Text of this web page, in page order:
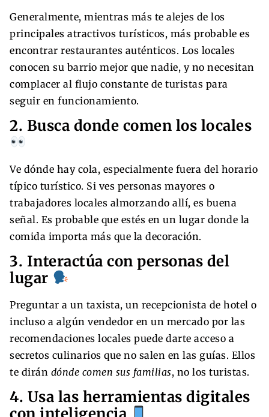
Generalmente, mientras más te alejes de los
principales atractivos turísticos, más probable es
encontrar restaurantes auténticos. Los locales
conocen su barrio mejor que nadie, y no necesitan
complacer al flujo constante de turistas para
seguir en funcionamiento.
2. Busca donde comen los locales
Ve dónde hay cola, especialmente fuera del horario
típico turístico. Si ves personas mayores o
trabajadores locales almorzando allí, es buena
señal. Es probable que estés en un lugar donde la
comida importa más que la decoración.
3. Interactúa con personas del
lugar
Preguntar a un taxista, un recepcionista de hotel o
incluso a algún vendedor en un mercado por las
recomendaciones locales puede darte acceso a
secretos culinarios que no salen en las guías. Ellos
te dirán dónde comen sus familias, no los turistas.
4. Usa las herramientas digitales